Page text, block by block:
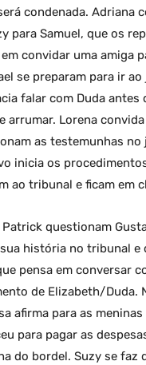
condenada. Adriana
para Samuel, que os
convidar uma amiga
se preparam para ir
falar com Duda antes
arrumar. Lorena
as testemunhas no
inicia os
ao tribunal e ficam em
Patrick questionam
história no tribunal e
pensa em conversar
de Elizabeth/Duda.
afirma para as
para pagar as
do bordel. Suzy se faz